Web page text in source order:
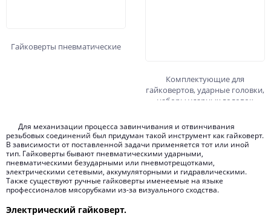
Гайковерты пневматические
Комплектующие для
гайковертов, ударные головки,
наборы ударных головок
Для механизации процесса завинчивания и отвинчивания
резьбовых соединений был придуман такой инструмент как гайковерт.
В зависимости от поставленной задачи применяется тот или иной
тип. Гайковерты бывают пневматическими ударными,
пневматическими безударными или пневмотрещотками,
электрическими сетевыми, аккумуляторными и гидравлическими.
Также существуют ручные гайковерты именеемые на языке
профессионалов мясорубками из-за визуального сходства.
Электрический гайковерт.